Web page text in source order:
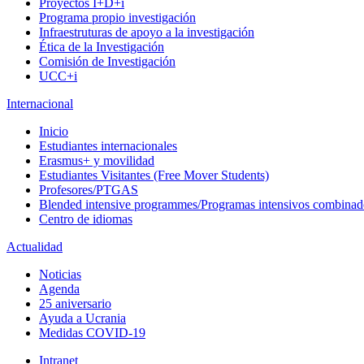
Proyectos I+D+i
Programa propio investigación
Infraestruturas de apoyo a la investigación
Ética de la Investigación
Comisión de Investigación
UCC+i
Internacional
Inicio
Estudiantes internacionales
Erasmus+ y movilidad
Estudiantes Visitantes (Free Mover Students)
Profesores/PTGAS
Blended intensive programmes/Programas intensivos
Centro de idiomas
Actualidad
Noticias
Agenda
25 aniversario
Ayuda a Ucrania
Medidas COVID-19
Intranet